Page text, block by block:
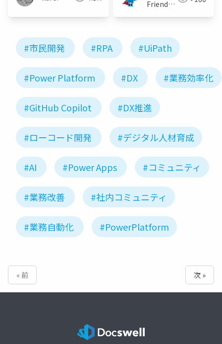
Friends
#市民開発 #RPA #UiPath
#Power Platform #DX #業務効率化
#GitHub Copilot #DX推進
#ローコード開発 #デジタル人材育成
#AI #Power Apps #コミュニティ
#業務改善 #社内コミュニティ
#業務自動化 #PowerPlatform
« 前 次 »